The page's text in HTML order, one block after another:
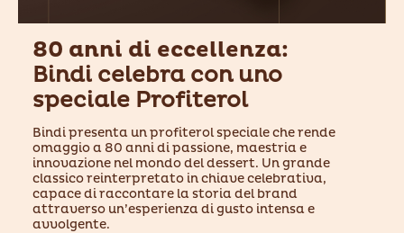
80 anni di eccellenza:
Bindi celebra con uno
speciale Profiterol
Bindi presenta un profiterol speciale che rende
omaggio a 80 anni di passione, maestria e
innovazione nel mondo del dessert. Un grande
classico reinterpretato in chiave celebrativa,
capace di raccontare la storia del brand
attraverso un’esperienza di gusto intensa e
avvolgente.